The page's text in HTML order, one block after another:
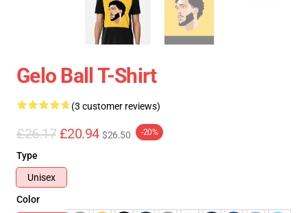
Gelo Ball T-Shirt
(3 customer reviews)
£26.17 £20.94 $26.50 -20%
Type
Unisex
Color